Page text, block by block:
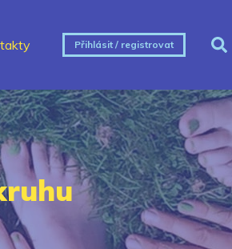
Přihlásit / registrovat